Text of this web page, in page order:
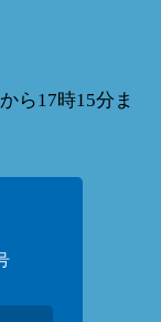
ら17時15分ま